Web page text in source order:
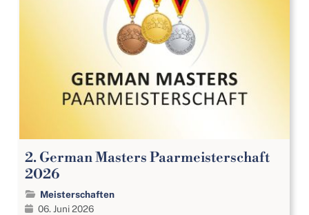
2. German Masters Paarmeisterschaft
2026
Meisterschaften
06. Juni 2026